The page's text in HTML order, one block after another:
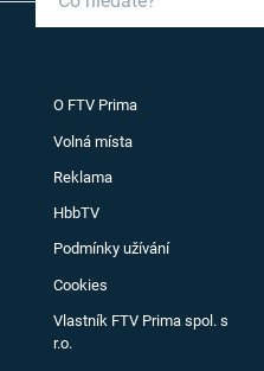
O FTV Prima
Volná místa
Reklama
HbbTV
Podmínky užívání
Cookies
Vlastník FTV Prima spol. s
r.o.